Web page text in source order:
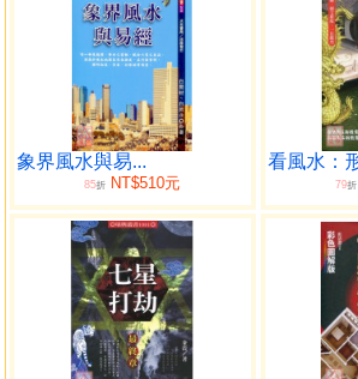
發生關係的水土結構，正因為人融入環
環境與房子內的物品及擺設，我們自然
象，切勿在方位天星，來路理氣，或惟
論斷不夠全面深入，精準度亦低。如果
讓社會大眾信服，更無法面對現代實證
戰。
本書之所以名為「形象地理學」，只
編者所創，也無意立門派，乃得自五穀
智慧結晶，論述包含巒頭形勢、性情、
本質、功能、屬性等，論斷層面既深且
半論述包含住家內外形局，物品含義，
各種吉凶現象，兼顧祈福，化煞，平安
面圖明確論斷，俾利讀者研習與驗證。
象界風水與易...
85折 NT$510元
看風水：
79折